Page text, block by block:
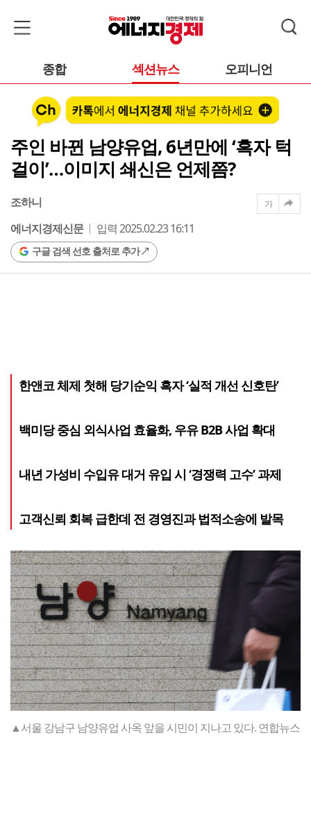
종합 섹션뉴스 오피니언
주인 바뀐 남양유업, 6년만에 ‘흑자 턱
걸이’…이미지 쇄신은 언제쯤?
조하니
에너지경제신문
입력 2025.02.23 16:11
구글 검색 선호 출처로 추가
가
한앤코 체제 첫해 당기순익 흑자 ‘실적 개선 신호탄’
백미당 중심 외식사업 효율화, 우유 B2B 사업 확대
내년 가성비 수입유 대거 유입 시 ‘경쟁력 고수’ 과제
고객신뢰 회복 급한데 전 경영진과 법적소송에 발목
▲서울 강남구 남양유업 사옥 앞을 시민이 지나고 있다. 연합뉴스